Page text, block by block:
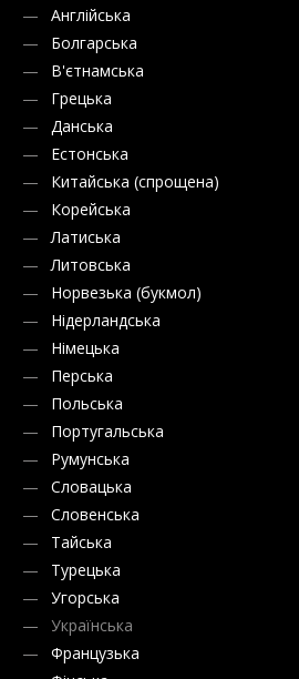
Англійська
Болгарська
В'єтнамська
Грецька
Данська
Естонська
Китайська (спрощена)
Корейська
Латиська
Литовська
Норвезька (букмол)
Нідерландська
Німецька
Перська
Польська
Португальська
Румунська
Словацька
Словенська
Тайська
Турецька
Угорська
Українська
Французька